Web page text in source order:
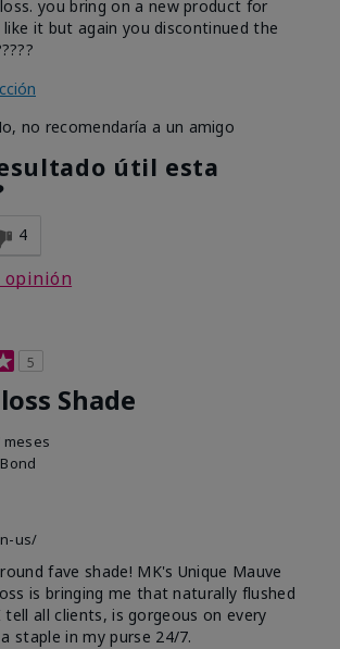
you bring on a new product for
it but again you discontinued the
no recomendaría a un amigo
útil esta
4
opinión
5
Shade
meses
us/
fave shade! MK's Unique Mauve
is bringing me that naturally flushed
tell all clients, is gorgeous on every
staple in my purse 24/7.